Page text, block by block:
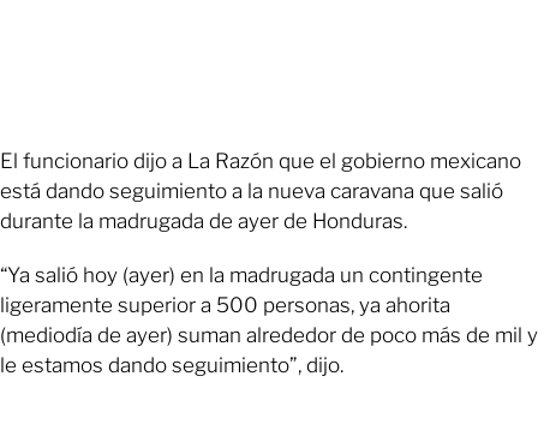
El funcionario dijo a La Razón que el gobierno mexicano
está dando seguimiento a la nueva caravana que salió
durante la madrugada de ayer de Honduras.
“Ya salió hoy (ayer) en la madrugada un contingente
ligeramente superior a 500 personas, ya ahorita
(mediodía de ayer) suman alrededor de poco más de mil y
le estamos dando seguimiento”, dijo.